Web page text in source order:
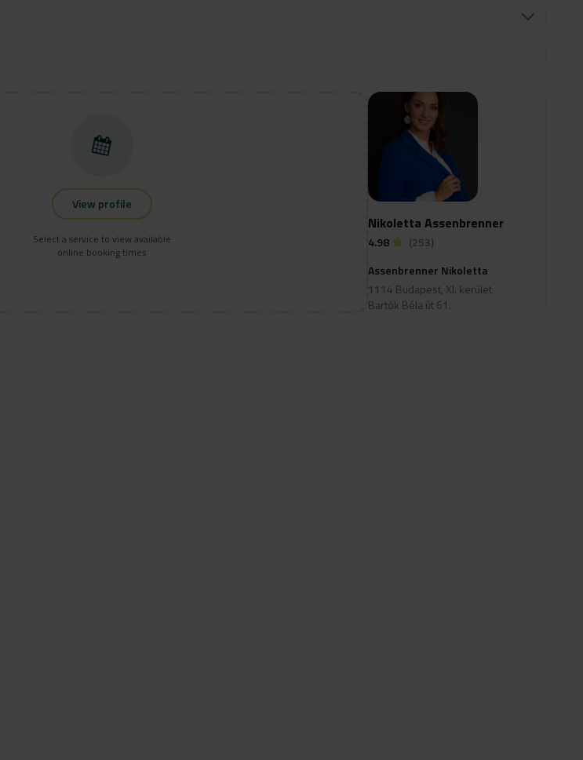
View profile
Select a service to view available
online booking times
Nikoletta Assenbrenner
4.98
(253)
Assenbrenner Nikoletta
1114 Budapest, XI. kerület
Bartók Béla út 61.